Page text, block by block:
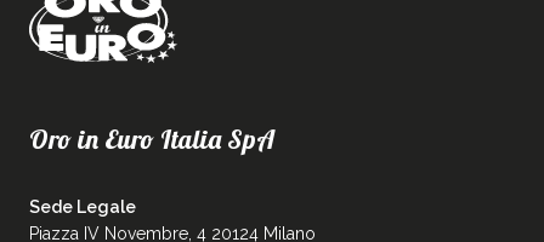
Oro in Euro Italia SpA
Sede Legale
Piazza IV Novembre, 4 20124 Milano